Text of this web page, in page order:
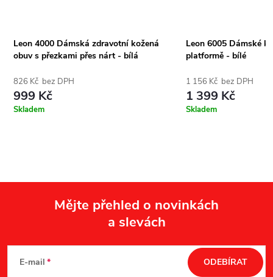
Leon 4000 Dámská zdravotní kožená
obuv s přezkami přes nárt - bílá
826 Kč bez DPH
999 Kč
Skladem
Leon 6005 Dámské
platformě - bílé
1 156 Kč bez DPH
1 399 Kč
Skladem
Mějte přehled o novinkách
a slevách
E-mail ODEBÍRAT